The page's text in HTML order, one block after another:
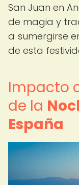
San Juan en
de magia y
a sumergirse
de esta
Impacto
de la
España